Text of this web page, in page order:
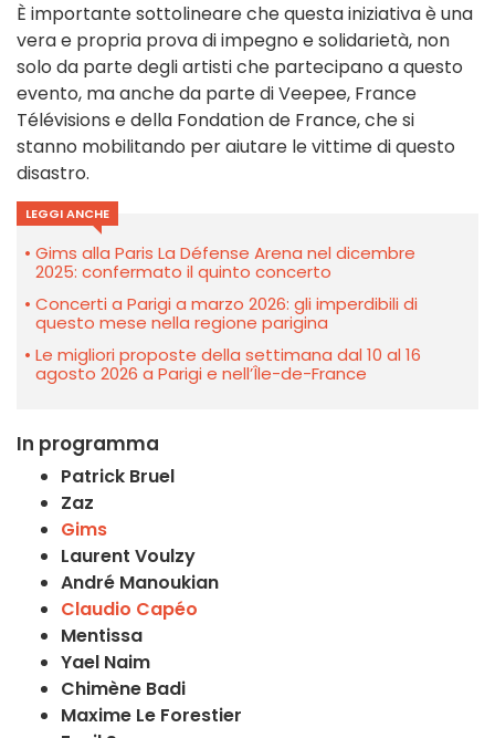
È importante sottolineare che questa iniziativa è una
vera e propria prova di impegno e solidarietà, non
solo da parte degli artisti che partecipano a questo
evento, ma anche da parte di Veepee, France
Télévisions e della Fondation de France, che si
stanno mobilitando per aiutare le vittime di questo
disastro.
LEGGI ANCHE
Gims alla Paris La Défense Arena nel dicembre
2025: confermato il quinto concerto
Concerti a Parigi a marzo 2026: gli imperdibili di
questo mese nella regione parigina
Le migliori proposte della settimana dal 10 al 16
agosto 2026 a Parigi e nell’Île-de-France
In programma
Patrick Bruel
Zaz
Gims
Laurent Voulzy
André Manoukian
Claudio Capéo
Mentissa
Yael Naim
Chimène Badi
Maxime Le Forestier